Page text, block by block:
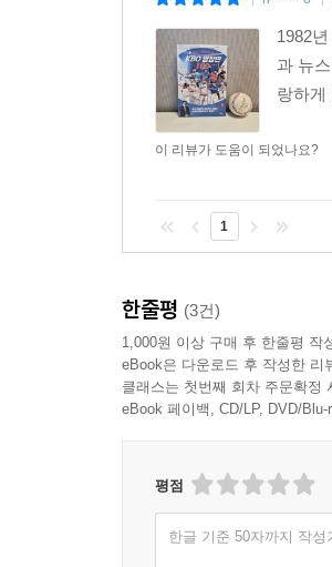
1982
과 뉴
랑하게
이 리뷰가 도움이 되었나요?
1
한줄평 (3건)
1,000원 이상 구매 후 한줄평 작
eBook은 다운로드 후 작성한 리
클래스는 첫번째 회차 주문확정
eBook 페이백, CD/LP, DVD/
평점
한글 기준 50자까지 작성